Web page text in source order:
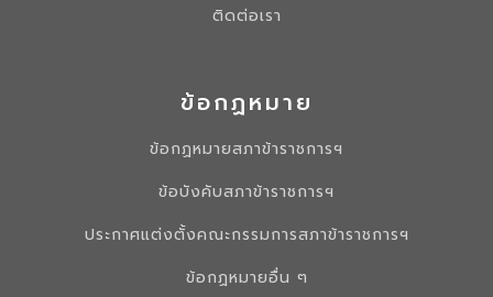
ติดต่อเรา
ข้อกฏหมาย
ข้อกฏหมายสภาข้าราชการฯ
ข้อบังคับสภาข้าราชการฯ
ประกาศแต่งตั้งคณะกรรมการสภาข้าราชการฯ
ข้อกฏหมายอื่น ๆ